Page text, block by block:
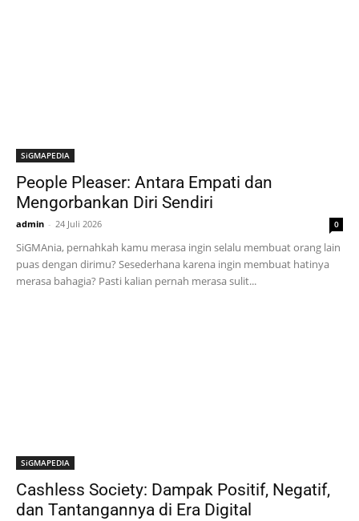
SiGMAPEDIA
People Pleaser: Antara Empati dan
Mengorbankan Diri Sendiri
admin - 24 Juli 2026 0
SiGMAnia, pernahkah kamu merasa ingin selalu membuat orang lain
puas dengan dirimu? Sesederhana karena ingin membuat hatinya
merasa bahagia? Pasti kalian pernah merasa sulit...
SiGMAPEDIA
Cashless Society: Dampak Positif, Negatif,
dan Tantangannya di Era Digital